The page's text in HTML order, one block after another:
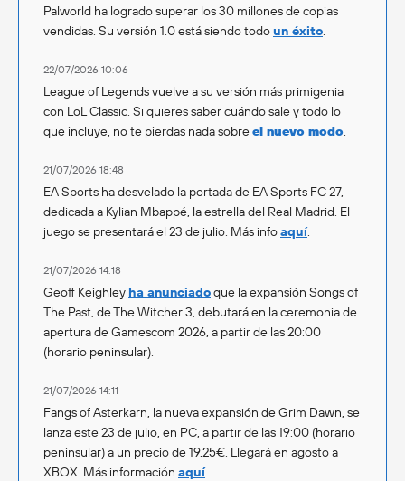
Palworld ha logrado superar los 30 millones de copias
vendidas. Su versión 1.0 está siendo todoun éxito.
22/07/2026 10:06
League of Legends vuelve a su versión más primigenia
con LoL Classic. Si quieres saber cuándo sale y todo lo
que incluye, no te pierdas nada sobreel nuevo modo.
21/07/2026 18:48
EA Sports ha desvelado la portada de EA Sports FC 27,
dedicada a Kylian Mbappé, la estrella del Real Madrid. El
juego se presentará el 23 de julio. Más infoaquí.
21/07/2026 14:18
Geoff Keighley ha anunciadoque la expansión Songs of
The Past, de The Witcher 3, debutará en la ceremonia de
apertura de Gamescom 2026, a partir de las 20:00
(horario peninsular).
21/07/2026 14:11
Fangs of Asterkarn, la nueva expansión de Grim Dawn, se
lanza este 23 de julio, en PC, a partir de las 19:00 (horario
peninsular) a un precio de 19,25€. Llegará en agosto a
XBOX. Más información aquí.